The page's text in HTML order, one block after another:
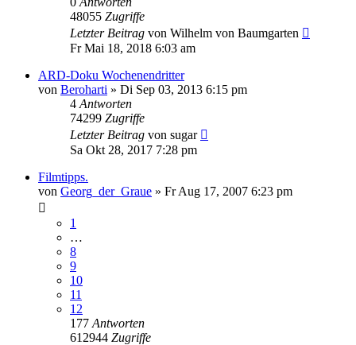
48055 Zugriffe
Letzter Beitrag von Wilhelm von Baumgarten
Fr Mai 18, 2018 6:03 am
ARD-Doku Wochenendritter
von Beroharti » Di Sep 03, 2013 6:15 pm
4 Antworten
74299 Zugriffe
Letzter Beitrag von sugar
Sa Okt 28, 2017 7:28 pm
Filmtipps.
von Georg_der_Graue » Fr Aug 17, 2007 6:23 pm
1
…
8
9
10
11
12
177 Antworten
612944 Zugriffe